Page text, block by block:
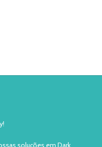
soluções em Dark